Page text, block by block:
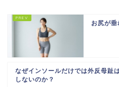
お尻が垂
なぜインソールだけでは外反母趾
しないのか？